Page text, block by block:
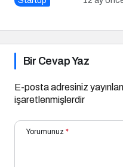
Bir Cevap Yaz
E-posta adresiniz
işaretlenmişlerdir
Yorumunuz *